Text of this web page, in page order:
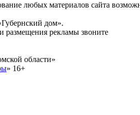
любых материалов сайта
дом».
размещения рекламы звоните
области»
» 16+